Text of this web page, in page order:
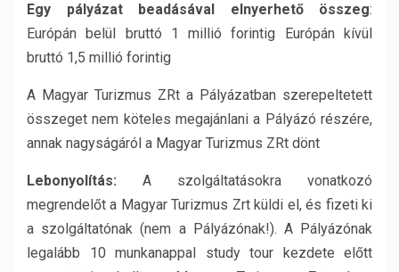
Egy pályázat beadásával elnyerhető összeg:
Európán belül bruttó 1 millió forintig Európán kívül
bruttó 1,5 millió forintig
A Magyar Turizmus ZRt a Pályázatban szerepeltetett
összeget nem köteles megajánlani a Pályázó részére,
annak nagyságáról a Magyar Turizmus ZRt dönt
Lebonyolítás: A szolgáltatásokra vonatkozó
megrendelőt a Magyar Turizmus Zrt küldi el, és fizeti ki
a szolgáltatónak (nem a Pályázónak!). A Pályázónak
legalább 10 munkanappal study tour kezdete előtt